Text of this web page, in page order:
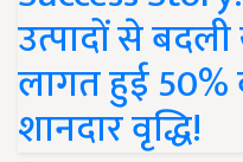
उत्पादों से
लागत हुई
शानदार वृद्धि!